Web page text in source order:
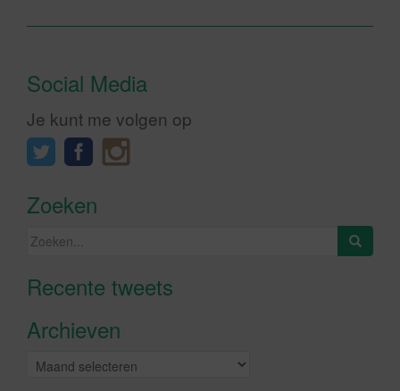
Social Media
Je kunt me volgen op
Zoeken
Zoeken
Recente tweetsKlik om marketing cookies te
Archieven
Archieven